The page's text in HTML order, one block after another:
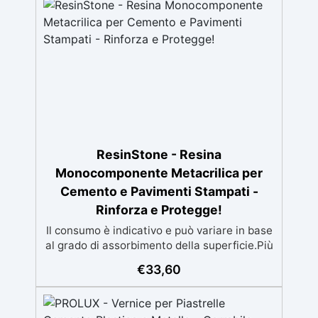
finitura protettiva antigraffio. ✅ Risultati
professionali: Sistema autolivellante,
resistente ai raggi UV, duraturo e con finitura
ResinStone - Resina
Monocomponente Metacrilica per
Cemento e Pavimenti Stampati -
Rinforza e Protegge!
Il consumo è indicativo e può variare in base
al grado di assorbimento della superficie.Più
quantità di prodotto necessaria.Per un
risultato ottimale, consigliamo di acquistare
una quantità sufficiente per l’applicazione di
€33,60